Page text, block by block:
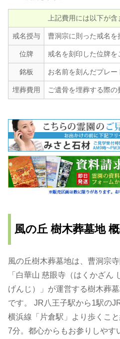
上記費用には以下が含
戒名授与 曹洞宗に則った戒名を
位牌 戒名を刻印した位牌を
銘板 お名前を刻んだプレー
埋葬費用 ご遺骨を埋葬する際の
風の丘 樹木葬墓地
風の丘樹木葬墓地は、曹洞宗
「白華山 慈眼寺（はくかざん
げんじ）」が運営する樹木葬
です。 JR八王子駅から1駅の
横浜線「片倉駅」より歩くこ
7分。都心からもお参りしやす